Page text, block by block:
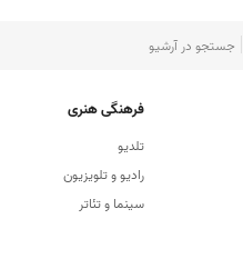
فرهنگی هنری
تلدیو
رادیو و تلویزیون
سینما و تئاتر